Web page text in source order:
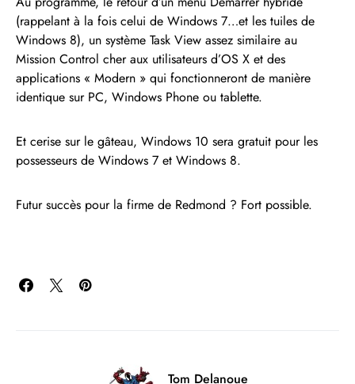
(rappelant à la fois celui de Windows 7…et les tuiles de
Windows 8), un système Task View assez similaire au
Mission Control cher aux utilisateurs d’OS X et des
applications « Modern » qui fonctionneront de manière
identique sur PC, Windows Phone ou tablette.
Et cerise sur le gâteau, Windows 10 sera gratuit pour les
possesseurs de Windows 7 et Windows 8.
Futur succès pour la firme de Redmond ? Fort possible.
Tom Delanoue